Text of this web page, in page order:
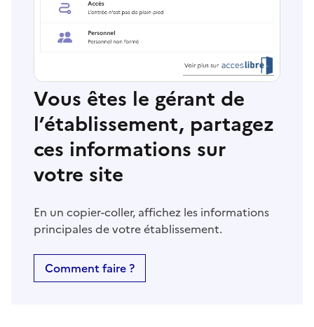
Vous êtes le gérant de
l’établissement, partagez
ces informations sur
votre site
En un copier-coller, affichez les informations
principales de votre établissement.
Comment faire ?